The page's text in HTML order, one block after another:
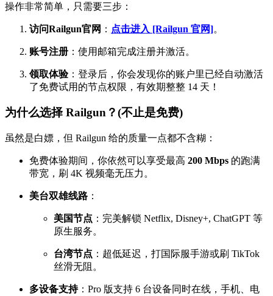
操作非常简单，只需要三步：
访问Railgun官网 ： 点击进入 [Railgun 官网]。
账号注册 ：使用邮箱完成注册并激活。
领取体验：登录后，你会发现你的账户里已经自动激活
了免费试用的节点权限，有效期整整 14 天！
为什么选择 Railgun？(不止是免费)
虽然是白嫖，但 Railgun 给的质量一点都不含糊：
免费体验期间，你依然可以享受最高 200 Mbps 的跑满
带宽，刷 4K 视频毫无压力。
美台双雄线路 ：
美国节点 ：完美解锁 Netflix, Disney+, ChatGPT 等
原生服务。
台湾节点 ：超低延迟，打国际服手游或刷 TikTok
丝滑无阻。
多设备支持：Pro 版支持 6 台设备同时在线，手机、电